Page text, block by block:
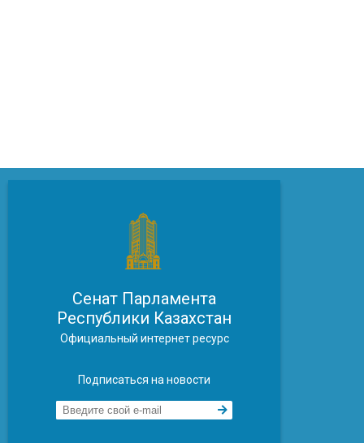
Сенат Парламента
Республики Казахстан
Официальный интернет ресурс
Подписаться на новости